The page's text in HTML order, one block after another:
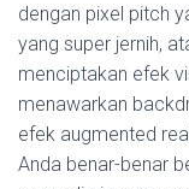
dengan pixel pitch
yang super jernih,
menciptakan efek
menawarkan
efek augmented
Anda benar-benar